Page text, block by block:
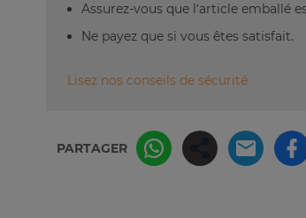
Assurez-vous que l’article emballé
Ne payez que si vous êtes satisfait.
Lisez nos conseils de sécurité
PARTAGER